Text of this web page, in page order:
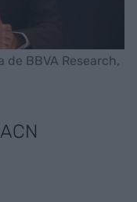
de BBVA Research,